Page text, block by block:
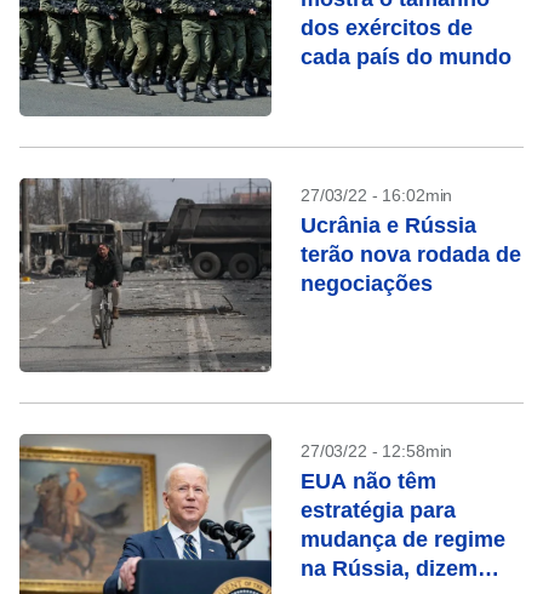
dos exércitos de
cada país do mundo
27/03/22 - 16:02min
Ucrânia e Rússia
terão nova rodada de
negociações
27/03/22 - 12:58min
EUA não têm
estratégia para
mudança de regime
na Rússia, dizem